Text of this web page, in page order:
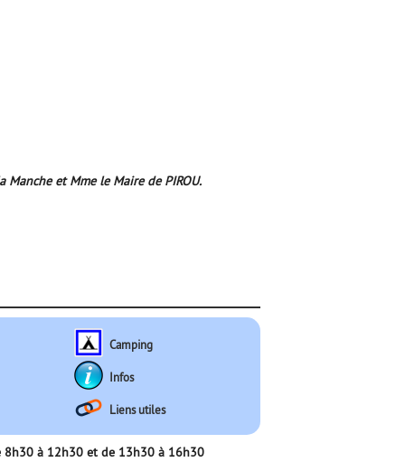
et Mme le Maire de PIROU.
Camping
Infos
Liens utiles
à 12h30 et de 13h30 à 16h30